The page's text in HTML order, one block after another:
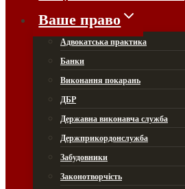
Ваше право
Адвокатська практика
Банки
Виконання покарань
ДБР
Державна виконавча служба
Держприкордонслужба
Забудовники
Законотворчість